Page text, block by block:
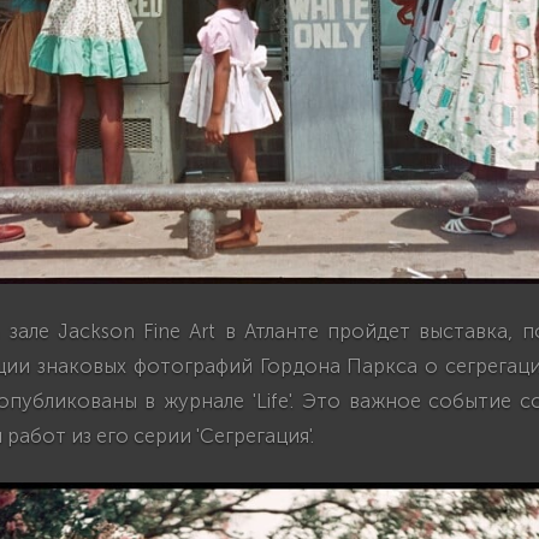
Jackson Fine Art в Атланте пройдет выставка,
знаковых фотографий Гордона Паркса о
в журнале 'Life'. Это важное событие
из его серии 'Сегрегация'.